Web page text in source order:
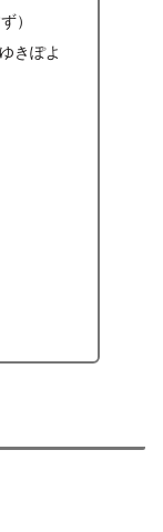
）
きぽよ